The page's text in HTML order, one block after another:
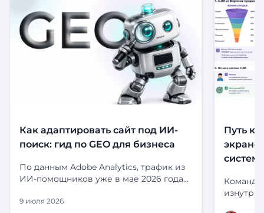
Как адаптировать сайт под ИИ-
поиск: гид по GEO для бизнеса
По данным Adobe Analytics, трафик из
ИИ-помощников уже в мае 2026 года
визит, чем органический поиск.
9 июля 2026
Путь
Команда